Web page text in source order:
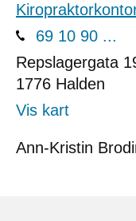
69 10 90 ...
Repslagergata
1776 Halden
Vis kart
Ann-Kristin